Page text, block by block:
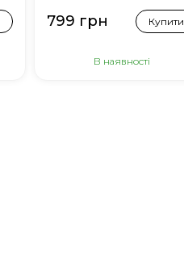
799 грн Купити
В наявності